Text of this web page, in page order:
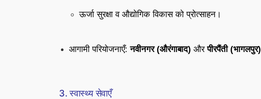
ऊर्जा सुरक्षा व औद्योगिक विकास को प्रोत्साहन।
आगामी परियोजनाएँ:नवीनगर (औरंगाबाद) औरपीरपैंती (भागलपुर)
3. स्वास्थ्य सेवाएँ